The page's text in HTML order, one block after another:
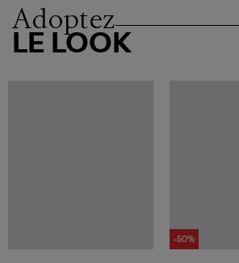
Adoptez
LE LOOK
-50%